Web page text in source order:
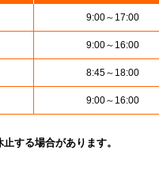
9:00～17:00
9:00～16:00
8:45～18:00
9:00～16:00
する場合があります。